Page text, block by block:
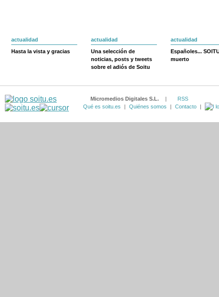
actualidad
Hasta la vista y gracias
actualidad
Una selección de
noticias, posts y tweets
sobre el adiós de Soitu
actualidad
Españoles...
muerto
Micromedios Digitales S.L. |
RSS
Qué es soitu.es
| Quiénes somos | Contacto |